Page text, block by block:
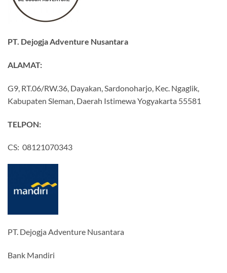
PT. Dejogja Adventure Nusantara
ALAMAT:
G9, RT.06/RW.36, Dayakan, Sardonoharjo, Kec. Ngaglik,
Kabupaten Sleman, Daerah Istimewa Yogyakarta 55581
TELPON:
CS: 08121070343
PT. Dejogja Adventure Nusantara
Bank Mandiri